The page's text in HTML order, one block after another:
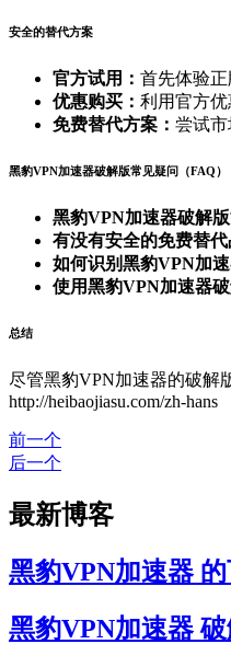
安全的替代方案
官方试用： 首先体验正
优惠购买： 利用官方优
免费替代方案： 尝试市
黑豹VPN加速器破解版常见疑问（FAQ）
黑豹VPN加速器破解
有没有安全的免费替代
如何识别黑豹VPN加
使用黑豹VPN加速器
总结
尽管黑豹VPN加速器的破解
http://heibaojiasu.com/zh-hans
前一个
后一个
最新博客
黑豹VPN加速器
黑豹VPN加速器